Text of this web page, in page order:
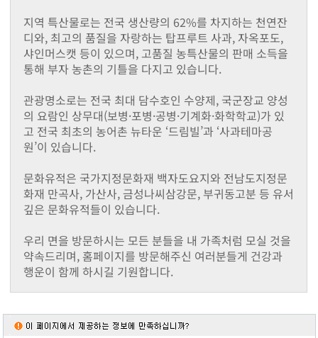
동화면
삼서면
삼계면
황룡면
북일면
북이면
북하면
찾아오시는길
지역 특산물로는 전국 생산량의 62%를 차지하는 천연잔
디와, 최고의 품질을 자랑하는 탑프루트 사과, 자옥포도,
샤인머스캣 등이 있으며, 고품질 농특산물의 판매 소득을
통해 부자 농촌의 기틀을 다지고 있습니다.
관광명소로는 전국 최대 담수호인 수양제, 국군장교 양성
의 요람인 상무대(보병·포병·공병·기계화·화학학교)가 있
고 전국 최초의 농어촌 뉴타운 ‘드림빌’과 ‘사과테마공
원’이 있습니다.
문화유적은 국가지정문화재 백자도요지와 전남도지정문
화재 만곡사, 가산사, 금성나씨삼강문, 부귀동고분 등 유서
깊은 문화유적들이 있습니다.
우리 면을 방문하시는 모든 분들을 내 가족처럼 모실 것을
약속드리며, 홈페이지를 방문해주신 여러분들게 건강과
행운이 함께 하시길 기원합니다.